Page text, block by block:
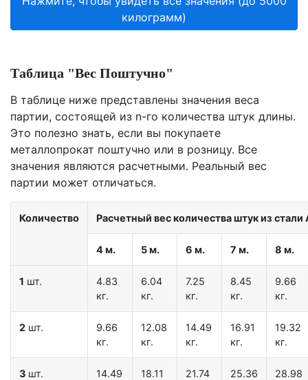
килограмм)
Таблица "Вес Поштучно"
В таблице ниже представлены значения веса
партии, состоящей из n-го количества штук длины.
Это полезно знать, если вы покупаете
металлопрокат поштучно или в розницу. Все
значения являются расчетными. Реальный вес
партии может отличаться.
Количество Расчетный вес количества штук из
4 м. 5 м. 6 м. 7 м. 8 м.
1 шт.
4.83
кг.
6.04
кг.
7.25
кг.
8.45
кг.
9.66
кг.
2 шт.
9.66
кг.
12.08
кг.
14.49
кг.
16.91
кг.
19.32
кг.
3 шт.
14.49
18.11
21.74
25.36
28.98